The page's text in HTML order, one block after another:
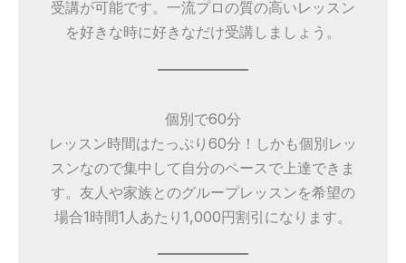
受講が可能です。一流プロの質の高いレッスン
を好きな時に好きなだけ受講しましょう。
個別で60分
レッスン時間はたっぷり60分！しかも個別レッ
スンなので集中して自分のペースで上達できま
す。友人や家族とのグループレッスンを希望の
場合1時間1人あたり1,000円割引になります。